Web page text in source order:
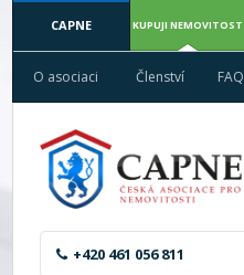
CAPNE KUPUJI NEMOVITOST
O asociaci Členství FAQ
+420 461 056 811